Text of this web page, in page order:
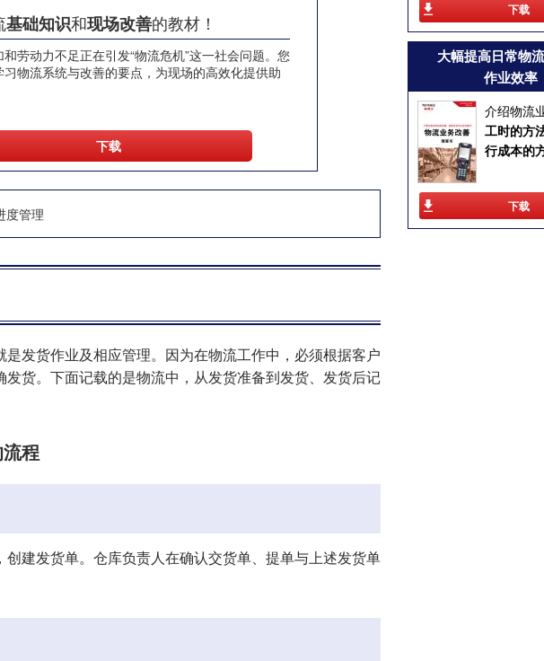
基础知识和现场改善的教材！
劳动力不足正在引发“物流危机”这一社会问题。您
习物流系统与改善的要点，为现场的高效化提供助
下载
度管理
发货作业及相应管理。因为在物流工作中，必须根据客户
货。下面记载的是物流中，从发货准备到发货、发货后记
程
建发货单。仓库负责人在确认交货单、提单与上述发货单
下载
大幅提高日常物
作业效率
介绍物流
工时的方
行成本的
下载